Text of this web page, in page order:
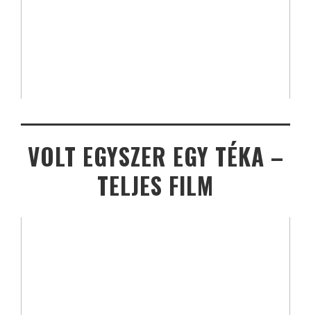
VOLT EGYSZER EGY TÉKA –
TELJES FILM